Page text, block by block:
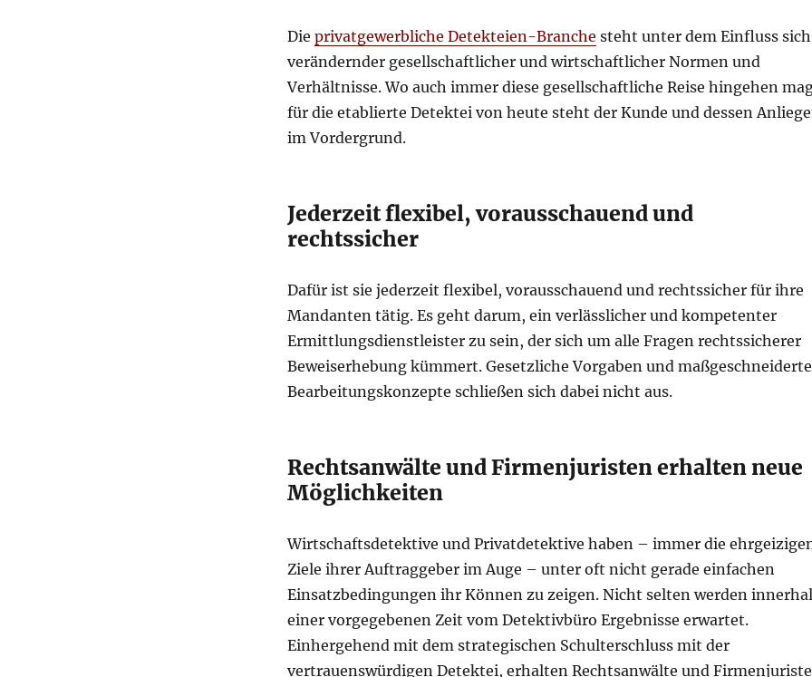
Die privatgewerbliche Detekteien-Branche steht unter dem Einfluss sich
verändernder gesellschaftlicher und wirtschaftlicher Normen und
Verhältnisse. Wo auch immer diese gesellschaftliche Reise hingehen
für die etablierte Detektei von heute steht der Kunde und dessen
im Vordergrund.
Jederzeit flexibel, vorausschauend und
rechtssicher
Dafür ist sie jederzeit flexibel, vorausschauend und rechtssicher für ihre
Mandanten tätig. Es geht darum, ein verlässlicher und kompetenter
Ermittlungsdienstleister zu sein, der sich um alle Fragen rechtssicherer
Beweiserhebung kümmert. Gesetzliche Vorgaben und maßgeschneiderte
Bearbeitungskonzepte schließen sich dabei nicht aus.
Rechtsanwälte und Firmenjuristen erhalten neue
Möglichkeiten
Wirtschaftsdetektive und Privatdetektive haben – immer die
Ziele ihrer Auftraggeber im Auge – unter oft nicht gerade einfachen
Einsatzbedingungen ihr Können zu zeigen. Nicht selten werden
einer vorgegebenen Zeit vom Detektivbüro Ergebnisse erwartet.
Einhergehend mit dem strategischen Schulterschluss mit der
vertrauenswürdigen Detektei, erhalten Rechtsanwälte und